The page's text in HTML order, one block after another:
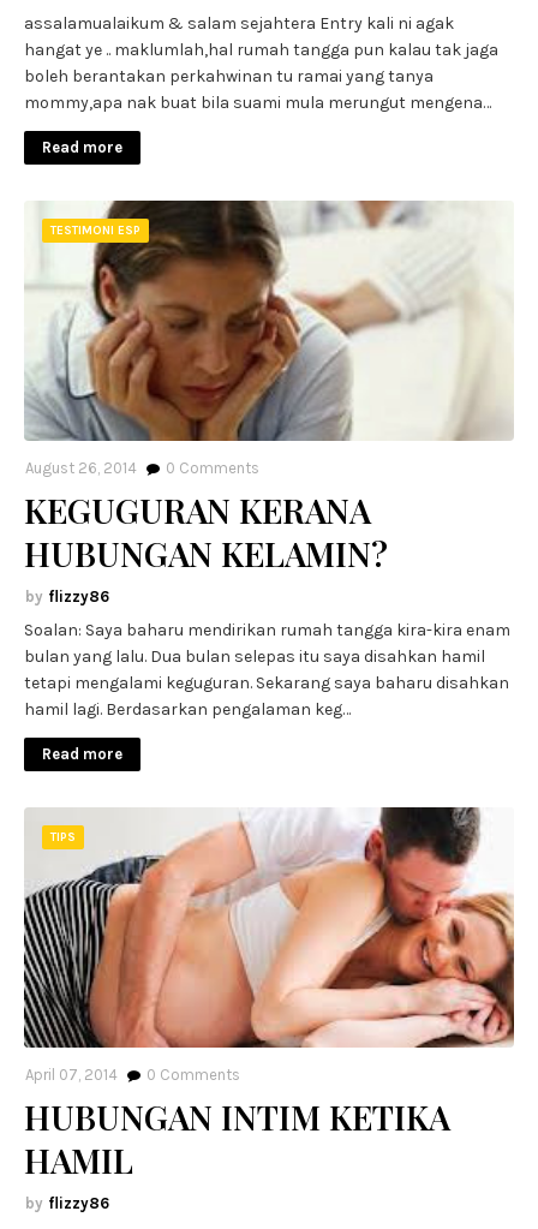
assalamualaikum & salam sejahtera Entry kali ni agak
hangat ye .. maklumlah,hal rumah tangga pun kalau tak jaga
boleh berantakan perkahwinan tu ramai yang tanya
mommy,apa nak buat bila suami mula merungut mengena…
Read more
TESTIMONI ESP
August 26, 2014 0 Comments
KEGUGURAN KERANA
HUBUNGAN KELAMIN?
flizzy86
Soalan: Saya baharu mendirikan rumah tangga kira-kira enam
bulan yang lalu. Dua bulan selepas itu saya disahkan hamil
tetapi mengalami keguguran. Sekarang saya baharu disahkan
hamil lagi. Berdasarkan pengalaman keg…
Read more
TIPS
April 07, 2014 0 Comments
HUBUNGAN INTIM KETIKA
HAMIL
flizzy86